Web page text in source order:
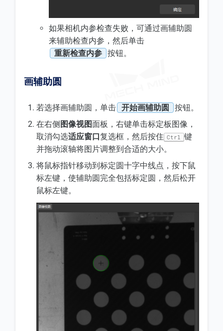
如果相机内参检查失败，可通过画辅助圆
来辅助检查内参，然后单击
重新检查内参 按钮。
画辅助圆
若选择画辅助圆，单击 开始画辅助圆
按钮。
在右侧 图像视图面板，右键单击标定板图像，
取消勾选适应窗口 复选框，然后按住 Ctrl
键
并拖动滚轴将图片调整到合适的大小。
将鼠标指针移动到标定圆十字中线点，按下鼠
标左键，使辅助圆完全包括标定圆，然后松开
鼠标左键。